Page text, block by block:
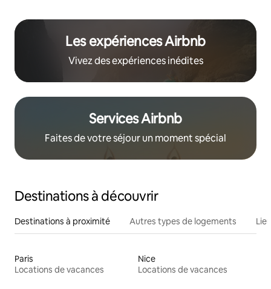
Les expériences Airbnb
Vivez des expériences inédites
Services Airbnb
Faites de votre séjour un moment spécial
Destinations à découvrir
Destinations à proximité Autres types de logements
Paris
Locations de vacances
Nice
Locations de vacances